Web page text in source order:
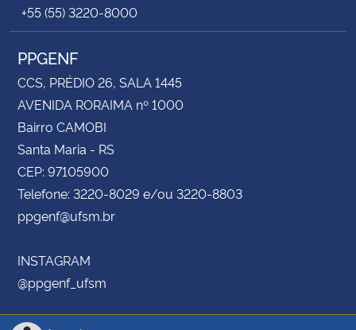
+55 (55) 3220-8000
PPGENF
CCS, PRÉDIO 26, SALA 1445
AVENIDA RORAIMA nº 1000
Bairro CAMOBI
Santa Maria - RS
CEP: 97105900
Telefone: 3220-8029 e/ou 3220-8803
ppgenf@ufsm.br
INSTAGRAM
@ppgenf_ufsm